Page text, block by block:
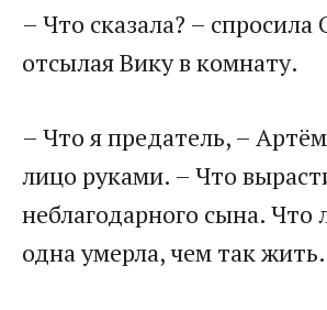
– Что сказала? – спросила
отсылая Вику в комнату.
– Что я предатель, –
лицо руками. – Что
неблагодарного сына. Что
одна умерла, чем так жить.